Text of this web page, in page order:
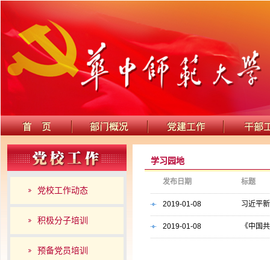
党校工作动态
积极分子培训
预备党员培训
学习园地
发布日期 标题
2019-01-08 习近平
2019-01-08 《中国